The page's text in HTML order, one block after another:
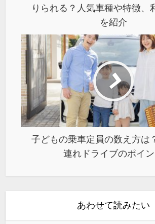
りられる？人気車種や特徴、
を紹介
子どもの乗車定員の数え方は
連れドライブのポイン
あわせて読みたい